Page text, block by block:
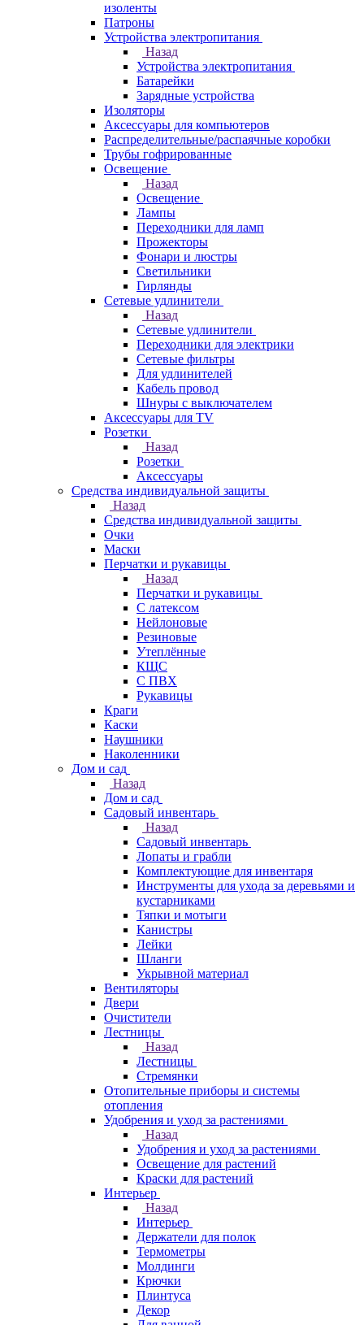
изоленты
Патроны
Устройства электропитания
Назад
Устройства электропитания
Батарейки
Зарядные устройства
Изоляторы
Аксессуары для компьютеров
Распределительные/распаячные коробки
Трубы гофрированные
Освещение
Назад
Освещение
Лампы
Переходники для ламп
Прожекторы
Фонари и люстры
Светильники
Гирлянды
Сетевые удлинители
Назад
Сетевые удлинители
Переходники для электрики
Сетевые фильтры
Для удлинителей
Кабель провод
Шнуры с выключателем
Аксессуары для TV
Розетки
Назад
Розетки
Аксессуары
Средства индивидуальной защиты
Назад
Средства индивидуальной защиты
Очки
Маски
Перчатки и рукавицы
Назад
Перчатки и рукавицы
С латексом
Нейлоновые
Резиновые
Утеплённые
КЩС
С ПВХ
Рукавицы
Краги
Каски
Наушники
Наколенники
Дом и сад
Назад
Дом и сад
Садовый инвентарь
Назад
Садовый инвентарь
Лопаты и грабли
Комплектующие для инвентаря
Инструменты для ухода за деревьями и
кустарниками
Тяпки и мотыги
Канистры
Лейки
Шланги
Укрывной материал
Вентиляторы
Двери
Очистители
Лестницы
Назад
Лестницы
Стремянки
Отопительные приборы и системы
отопления
Удобрения и уход за растениями
Назад
Удобрения и уход за растениями
Освещение для растений
Краски для растений
Интерьер
Назад
Интерьер
Держатели для полок
Термометры
Молдинги
Крючки
Плинтуса
Декор